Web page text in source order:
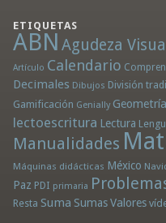
ETIQUETAS
ABN Agudeza Visual
Artículo Calendario
Decimales Dibujos División
Gamificación Genially Geometría
lectoescritura Lectura
Manualidades
Máquinas didácticas México
Paz PDI primaria
Resta Suma Sumas Valores